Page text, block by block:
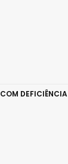
DEFICIÊNCIA